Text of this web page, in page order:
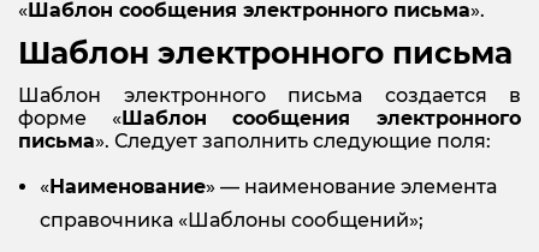
«Шаблон сообщения электронного письма».
Шаблон электронного письма
Шаблон электронного письма создается в
форме «Шаблон сообщения электронного
письма». Следует заполнить следующие поля:
«Наименование» — наименование элемента
справочника «Шаблоны сообщений»;